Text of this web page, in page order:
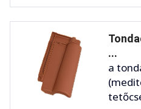
...
a